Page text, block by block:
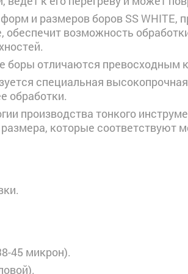
и размеров боров SS
обеспечит возможность
боры отличаются превосходным
специальная
обработки.
производства тонкого
которые соответствуют
45 микрон).